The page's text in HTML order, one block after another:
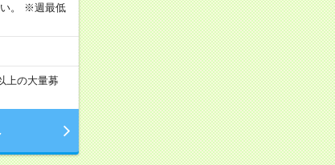
い。 ※週最低
上の大量募